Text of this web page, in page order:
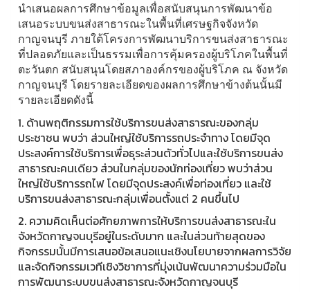
นำเสนอผลการศึกษาข้อมูลเพื่อสนับสนุนการพัฒนาข้อ
เสนอระบบขนส่งสาธารณะในพื้นที่เศรษฐกิจจังหวัด
กาญจนบุรี ภายใต้โครงการพัฒนาบริการขนส่งสาธารณะ
ที่ปลอดภัยและเป็นธรรมเพื่อการคุ้มครองผู้บริโภคในพื้นที่
ตะวันตก สนับสนุนโดยสภาองค์กรของผู้บริโภค ณ จังหวัด
กาญจนบุรี โดยรายละเอียดของผลการศึกษาข้างต้นนั้นมี
รายละเอียดดังนี้
1. ด้านพฤติกรรมการใช้บริการขนส่งสาธารณะของกลุ่ม
ประชาชน พบว่า ส่วนใหญ่ใช้บริการรถประจำทาง โดยมีจุด
ประสงค์การใช้บริการเพื่อธุระส่วนตัวทั่วไปและใช้บริการขนส่ง
สาธารณะคนเดียว ส่วนในกลุ่มของนักท่องเที่ยว พบว่าส่วน
ใหญ่ใช้บริการรถไฟ โดยมีจุดประสงค์เพื่อท่องเที่ยว และใช้
บริการขนส่งสาธารณะกลุ่มเพื่อนตั้งแต่ 2 คนขึ้นไป
2. ความคิดเห็นต่อศักยภาพการให้บริการขนส่งสาธารณะใน
จังหวัดกาญจนบุรีอยู่ในระดับมาก และในส่วนท้ายสุดของ
กิจกรรมนั้นมีการเสนอข้อเสนอแนะเชิงนโยบายจากผลการวิจัย
และจัดกิจกรรมเวทีเชิงวิชาการที่มุ่งเน้นพัฒนาความร่วมมือใน
การพัฒนาระบบขนส่งสาธารณะจังหวัดกาญจนบุรี